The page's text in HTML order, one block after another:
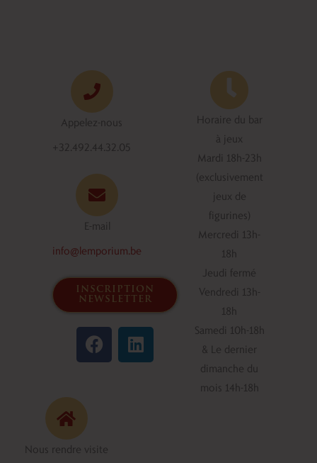
Appelez-nous
+32.492.44.32.05
E-mail
info@lemporium.be
inscription
newsletter
F
a
c
L
i
n
Horaire du bar
à jeux
Mardi 18h-23h
(exclusivement
jeux de
figurines)
Mercredi 13h-
18h
Jeudi fermé
Vendredi 13h-
18h
Samedi 10h-18h
& Le dernier
dimanche du
mois 14h-18h
Nous rendre visite